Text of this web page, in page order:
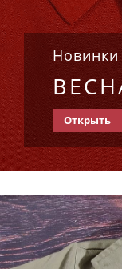
Новинки
Открыть